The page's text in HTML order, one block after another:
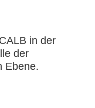
in der
der
Ebene.